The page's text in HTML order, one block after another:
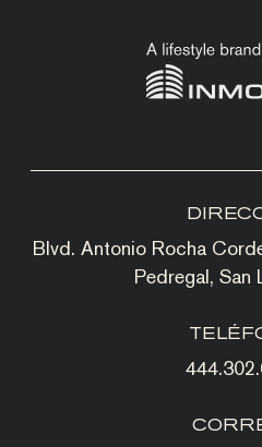
Blvd. Antonio Rocha
Pedregal, San